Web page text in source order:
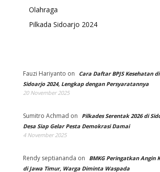
Olahraga
Pilkada Sidoarjo 2024
Fauzi Hariyanto on
Cara Daftar BPJS Kesehatan di
Sidoarjo 2024, Lengkap dengan Persyaratannya
20 November 2025
Sumitro Achmad on
Pilkades Serentak 2026 di
Desa Siap Gelar Pesta Demokrasi Damai
4 November 2025
Rendy septiananda on
BMKG Peringatkan Angin
di Jawa Timur, Warga Diminta Waspada